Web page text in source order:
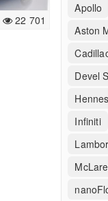
22 701
Apollo
Aston
Devel
Infiniti